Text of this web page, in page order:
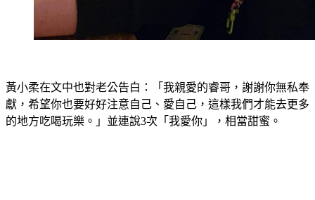
黃小柔在文中也對老公告白：「我親愛的睿哥，謝謝你無私奉
獻，希望你也要好好注意自己、愛自己，這樣我們才能去更多
的地方吃喝玩樂。」並連說3次「我愛你」，相當甜蜜。